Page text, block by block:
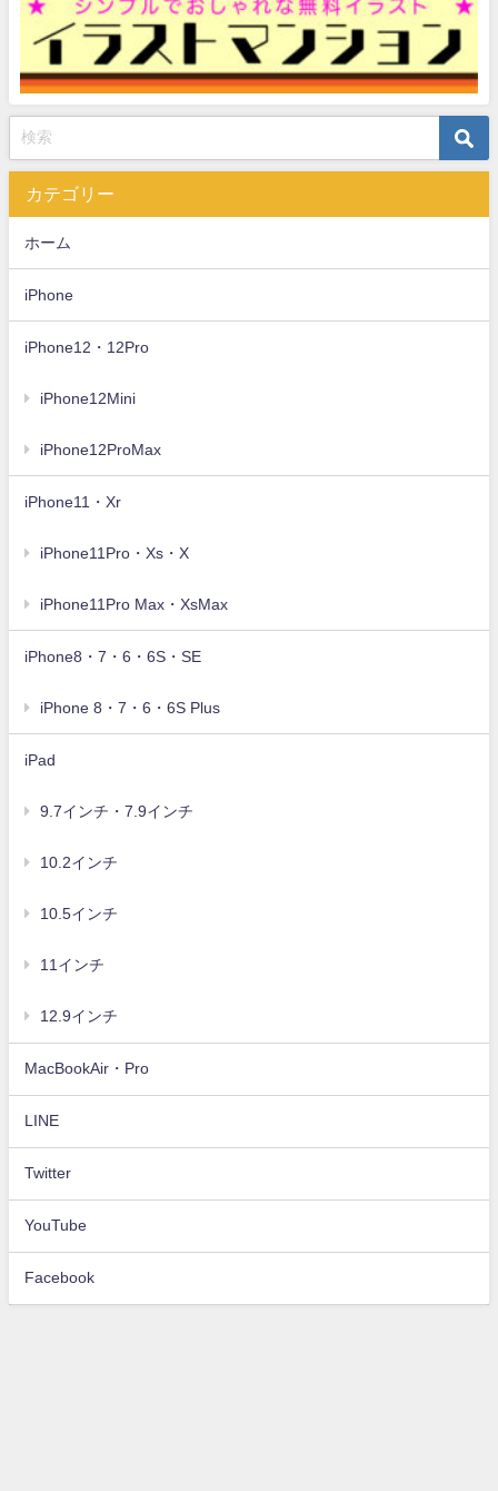
カテゴリー
ホーム
iPhone
iPhone12・12Pro
iPhone12Mini
iPhone12ProMax
iPhone11・Xr
iPhone11Pro・Xs・X
iPhone11Pro Max・XsMax
iPhone8・7・6・6S・SE
iPhone 8・7・6・6S Plus
iPad
9.7インチ・7.9インチ
10.2インチ
10.5インチ
11インチ
12.9インチ
MacBookAir・Pro
LINE
Twitter
YouTube
Facebook